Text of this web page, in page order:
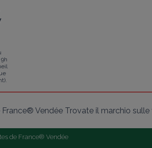
France® Vendée Trovate il marchio
de France® Vendée